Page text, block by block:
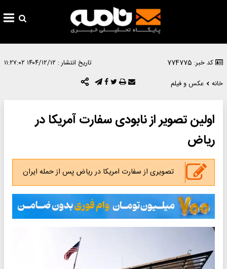
کد خبر: 774775 تاریخ انتشار : ۱۴۰۴/۱۲/۱۲ ۱۱:۲۷:۰۲
خانه
عکس و فیلم
اولین تصویر از نابودی سفارت آمریکا در
ریاض
تصویری از سفارت امریکا در ریاض پس از حمله ایران